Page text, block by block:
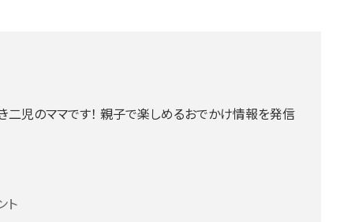
児のママです！ 親子で楽しめるおでかけ情報を発信
ト